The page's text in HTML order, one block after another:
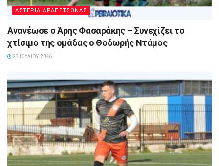
ΑΣΤΕΡΙΑ ΔΡΑΠΕΤΣΩΝΑΣ
Ανανέωσε ο Άρης Φασαράκης – Συνεχίζει το
χτίσιμο της ομάδας ο Θοδωρής Ντάμος
28 ΙΟΥΛΊΟΥ, 2026